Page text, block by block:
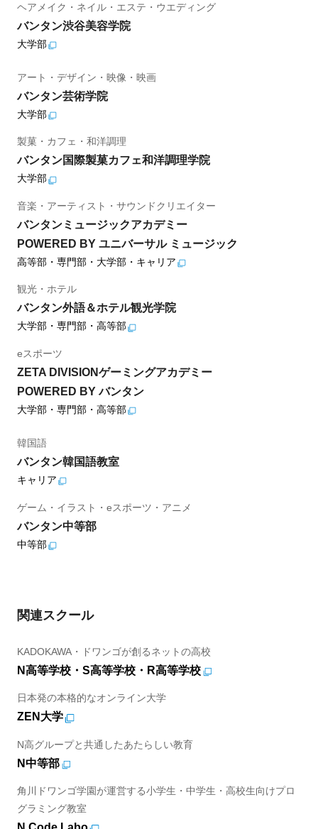
ヘアメイク・ネイル・エステ・ウエディング
バンタン渋谷美容学院
大学部
アート・デザイン・映像・映画
バンタン芸術学院
大学部
製菓・カフェ・和洋調理
バンタン国際製菓カフェ和洋調理学院
大学部
音楽・アーティスト・サウンドクリエイター
バンタンミュージックアカデミー
POWERED BY ユニバーサル ミュージック
高等部・専門部・大学部・キャリア
観光・ホテル
バンタン外語＆ホテル観光学院
大学部・専門部・高等部
eスポーツ
ZETA DIVISIONゲーミングアカデミー
POWERED BY バンタン
大学部・専門部・高等部
韓国語
バンタン韓国語教室
キャリア
ゲーム・イラスト・eスポーツ・アニメ
バンタン中等部
中等部
関連スクール
KADOKAWA・ドワンゴが創るネットの高校
N高等学校・S高等学校・R高等学校
日本発の本格的なオンライン大学
ZEN大学
N高グループと共通したあたらしい教育
N中等部
角川ドワンゴ学園が運営する小学生・中学生・高校生向けプロ
グラミング教室